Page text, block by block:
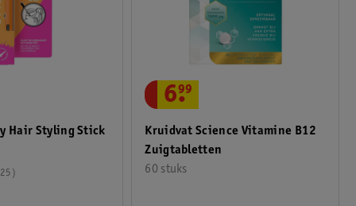
Hair Styling Stick
25
Kruidvat Science Vitamine B12
Zuigtabletten
60 stuks
6.
99